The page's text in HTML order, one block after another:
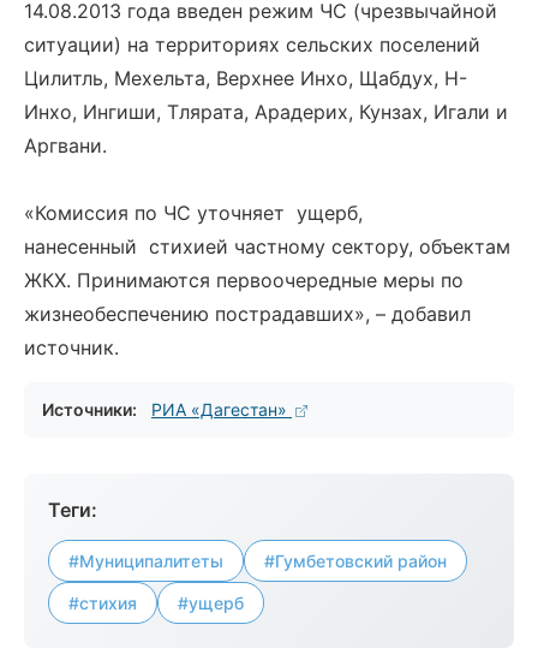
14.08.2013 года введен режим ЧС (чрезвычайной
ситуации) на территориях сельских поселений
Цилитль, Мехельта, Верхнее Инхо, Щабдух, Н-
Инхо, Ингиши, Тлярата, Арадерих, Кунзах, Игали и
Аргвани.
«Комиссия по ЧС уточняет ущерб,
нанесенный стихией частному сектору, объектам
ЖКХ. Принимаются первоочередные меры по
жизнеобеспечению пострадавших», – добавил
источник.
Источники: РИА «Дагестан»
Теги:
#Муниципалитеты #Гумбетовский район
#стихия #ущерб